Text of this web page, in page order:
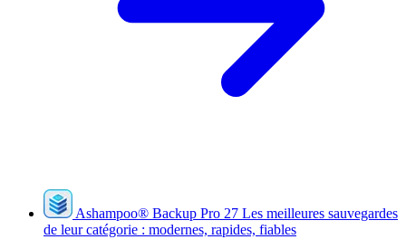
Ashampoo® Backup Pro 27 Les meilleures sauvegardes
de leur catégorie : modernes, rapides, fiables